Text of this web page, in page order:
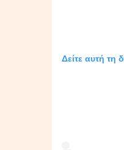
Δείτε αυτή τη